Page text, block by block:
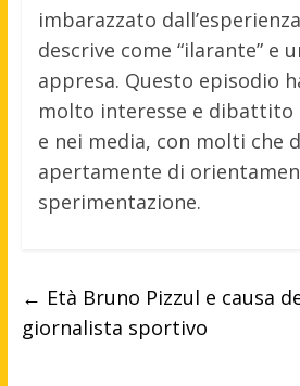
imbarazzato
descrive come “ilarante” e
appresa. Questo episodio
molto interesse e dibattito
e nei media, con molti che
apertamente di
sperimentazione.
← Età Bruno Pizzul e causa
giornalista sportivo